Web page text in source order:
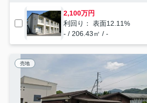
2,100万円
利回り： 表面12.11%
- / 206.43㎡ / -
売地